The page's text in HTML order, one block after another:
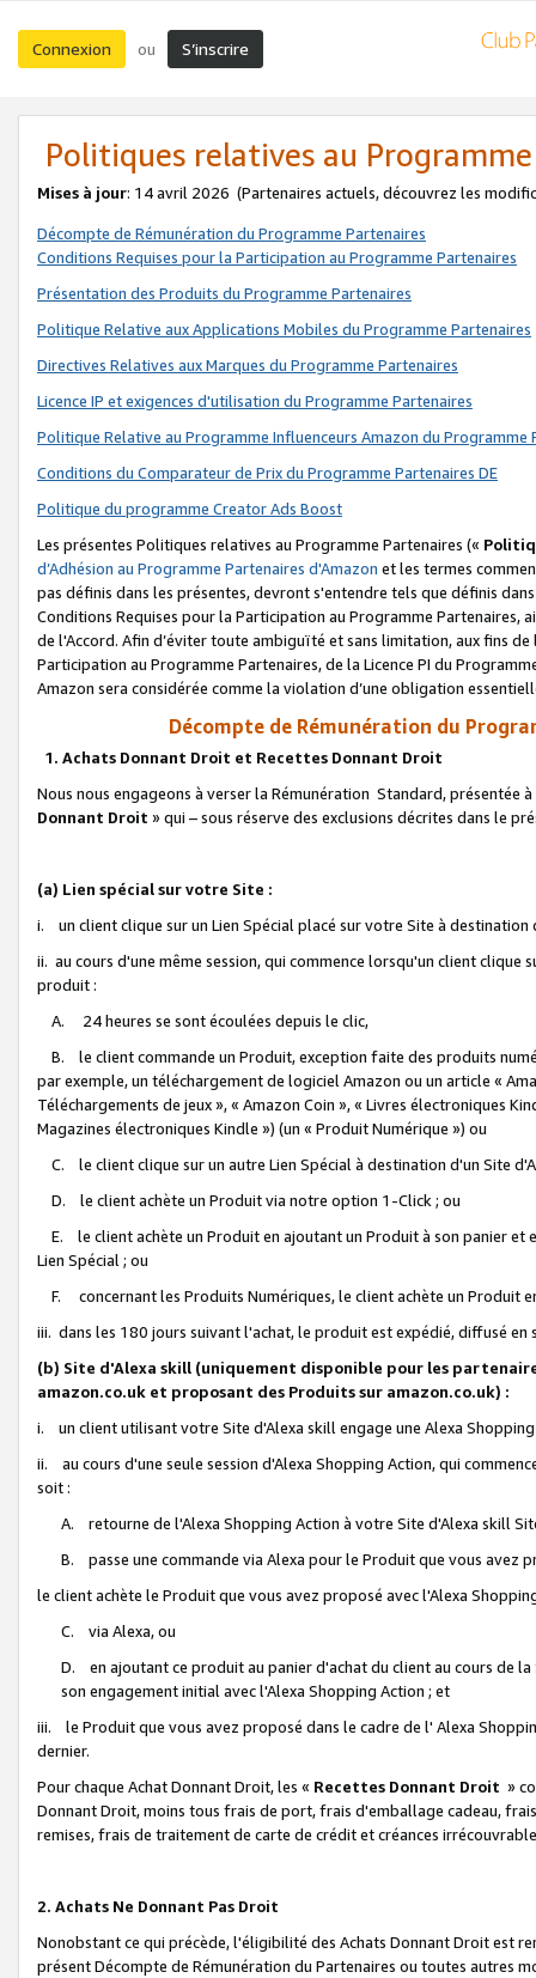
Connexion ou S’inscrire
Politiques relatives au
Mises à jour: 14 avril 2026 (Partenaires actuels, découvrez les
Décompte de Rémunération du Programme Partenaires
Conditions Requises pour la Participation au Programme Partenaires
Présentation des Produits du Programme Partenaires
Politique Relative aux Applications Mobiles du Programme Partenaires
Directives Relatives aux Marques du Programme Partenaires
Licence IP et exigences d'utilisation du Programme Partenaires
Politique Relative au Programme Influenceurs Amazon du Programme
Conditions du Comparateur de Prix du Programme Partenaires DE
Politique du programme Creator Ads Boost
Les présentes Politiques relatives au Programme Partenaires («
d’Adhésion au Programme Partenaires d'Amazon et les termes
pas définis dans les présentes, devront s'entendre tels que définis
Conditions Requises pour la Participation au Programme Partenaires,
de l'Accord. Afin d’éviter toute ambiguïté et sans limitation, aux fins
Participation au Programme Partenaires, de la Licence PI du
Amazon sera considérée comme la violation d’une obligation
Décompte de Rémunération du
1. Achats Donnant Droit et Recettes Donnant Droit
Nous nous engageons à verser la Rémunération Standard, présentée
Donnant Droit » qui – sous réserve des exclusions décrites dans le
(a) Lien spécial sur votre Site :
i. un client clique sur un Lien Spécial placé sur votre Site à destination
ii. au cours d'une même session, qui commence lorsqu'un client
produit :
A. 24 heures se sont écoulées depuis le clic,
B. le client commande un Produit, exception faite des produits
par exemple, un téléchargement de logiciel Amazon ou un article «
Téléchargements de jeux », « Amazon Coin », « Livres électroniques
Magazines électroniques Kindle ») (un « Produit Numérique ») ou
C. le client clique sur un autre Lien Spécial à destination d'un Site
D. le client achète un Produit via notre option 1-Click ; ou
E. le client achète un Produit en ajoutant un Produit à son panier et
Lien Spécial ; ou
F. concernant les Produits Numériques, le client achète un Produit
iii. dans les 180 jours suivant l'achat, le produit est expédié, diffusé
(b) Site d'Alexa skill (uniquement disponible pour les
amazon.co.uk et proposant des Produits sur amazon.co.uk) :
i. un client utilisant votre Site d'Alexa skill engage une Alexa
ii. au cours d'une seule session d'Alexa Shopping Action, qui
soit :
A. retourne de l'Alexa Shopping Action à votre Site d'Alexa skill
B. passe une commande via Alexa pour le Produit que vous avez
le client achète le Produit que vous avez proposé avec l'Alexa
C. via Alexa, ou
D. en ajoutant ce produit au panier d'achat du client au cours de
son engagement initial avec l'Alexa Shopping Action ; et
iii. le Produit que vous avez proposé dans le cadre de l' Alexa
dernier.
Pour chaque Achat Donnant Droit, les « Recettes Donnant Droit »
Donnant Droit, moins tous frais de port, frais d'emballage cadeau,
remises, frais de traitement de carte de crédit et créances
2. Achats Ne Donnant Pas Droit
Nonobstant ce qui précède, l'éligibilité des Achats Donnant Droit est
présent Décompte de Rémunération du Partenaires ou toutes autres